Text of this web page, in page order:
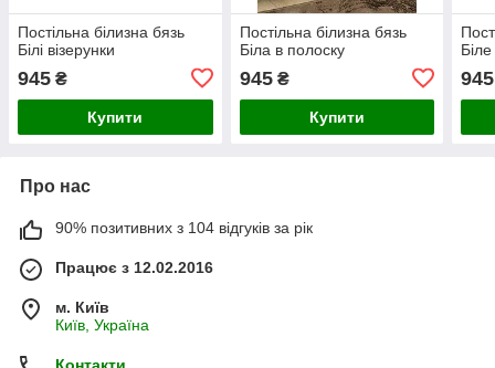
Постільна білизна бязь
Білі візерунки
945 ₴
Купити
Постільна білизна бязь
Біла в полоску
945₴
Купити
Біле
945
Про нас
90% позитивних з 104 відгуків за рік
Працює з 12.02.2016
м. Київ
Київ, Україна